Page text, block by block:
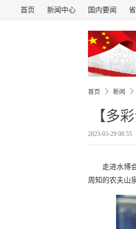
首页 新闻中心 国内要闻
首页 新闻
【多
2023-03-29 08:55
走进水博
周知的农夫山